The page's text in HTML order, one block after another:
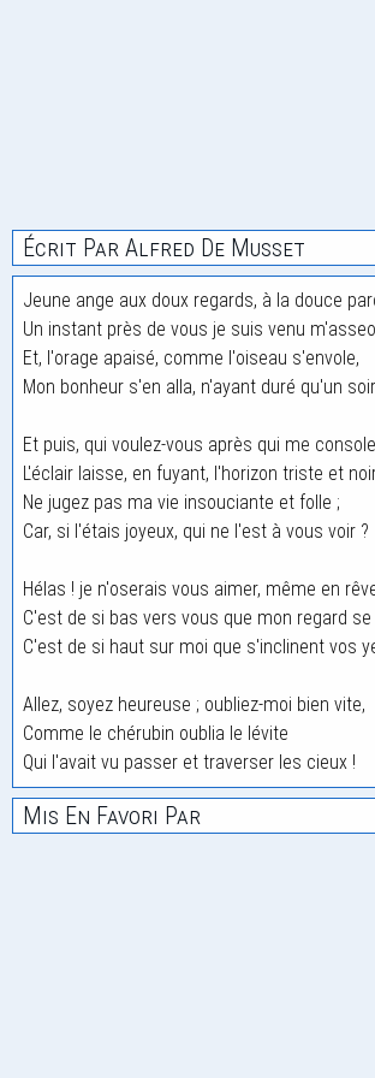
Écrit Par Alfred De Musset
Jeune ange aux doux regards, à la douce
Un instant près de vous je suis venu
Et, l'orage apaisé, comme l'oiseau s'envole,
Mon bonheur s'en alla, n'ayant duré qu'un
Et puis, qui voulez-vous après qui me
L'éclair laisse, en fuyant, l'horizon triste et
Ne jugez pas ma vie insouciante et folle ;
Car, si l'étais joyeux, qui ne l'est à vous voir ?
Hélas ! je n'oserais vous aimer, même en
C'est de si bas vers vous que mon regard se
C'est de si haut sur moi que s'inclinent vos
Allez, soyez heureuse ; oubliez-moi bien vite,
Comme le chérubin oublia le lévite
Qui l'avait vu passer et traverser les cieux !
Mis En Favori Par